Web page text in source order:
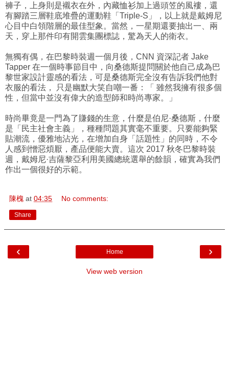
褲子，上身則是襯衣在外，內藏恤衫加上過頭笠的風褸，還
有腳踏三層鞋底堆疊的運動鞋「Triple-S」，以上就是戴姆尼
心目中白領階層的最佳型象。當然，一星期還要抽出一、兩
天，穿上那件印有開雲集團標誌，驚為天人的衛衣。
無獨有偶，在巴黎時裝週一個月後，CNN 資深記者 Jake
Tapper 在一個時事節目中，向桑德斯提問關於他自己成為巴
黎世家設計靈感的看法，可是桑德斯完全沒有告訴我們他對
衣服的看法， 只是幽默大笑自嘲一番：「 雖然我擁有很多個
性，但當中並沒有偉大的造型師和時尚專家。」
時尚畢竟是一門為了賺錢的生意，什麼是伯尼·桑德斯，什麼
是「民主社會主義」，種種問題其實毫不重要。只要能夠緊
貼潮流，優雅地沾光，在增加自身「話題性」的同時，不令
人感到憎惡煩厭，產品便能大賣。這次 2017 秋冬巴黎時裝
週，戴姆尼·吉薩黎亞利用美國總統選舉的餘韻，確實為我們
作出一個很好的示範。
陳槐 at 04:35 No comments:
Share
‹ ›
Home
View web version